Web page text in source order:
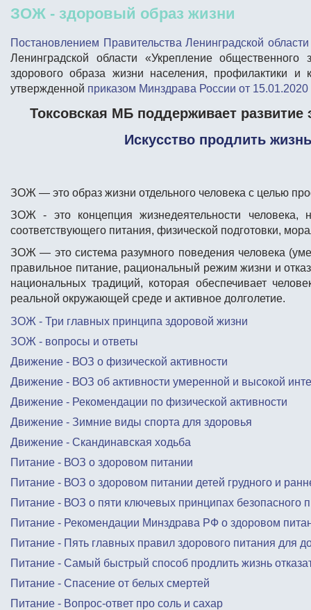
ЗОЖ - здоровый образ жизни
Постановлением Правительства Ленинградской
Ленинградской области «Укрепление
здорового образа жизни населения, профилактики
утвержденной приказом Минздрава России от
Токсовская МБ поддерживает развитие
Искусство продлить
ЗОЖ — это образ жизни отдельного человека с целью
ЗОЖ - это концепция жизнедеятельности
соответствующего питания, физической подготовки,
ЗОЖ — это система разумного поведения человека
правильное питание, рациональный режим жизни и
национальных традиций, которая обеспечивает
реальной окружающей среде и активное долголетие.
ЗОЖ - Три главных принципа здоровой жизни
ЗОЖ - вопросы и ответы
Движение - ВОЗ о физической активности
Движение - ВОЗ об активности умеренной и высокой
Движение - Рекомендации по физической активности
Движение - Зимние виды спорта для здоровья
Движение - Скандинавская ходьба
Питание - ВОЗ о здоровом питании
Питание - ВОЗ о здоровом питании детей грудного и
Питание - ВОЗ о пяти ключевых принципах безопасного
Питание - Рекомендации Минздрава РФ о здоровом
Питание - Пять главных правил здорового питания для
Питание - Самый быстрый способ продлить жизнь
Питание - Спасение от белых смертей
Питание - Вопрос-ответ про соль и сахар